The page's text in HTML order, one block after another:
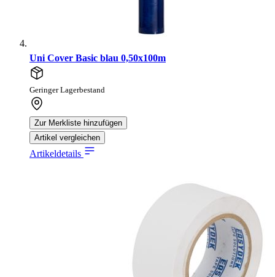
Uni Cover Basic blau 0,50x100m
Geringer Lagerbestand
Zur Merkliste hinzufügen
Artikel vergleichen
Artikeldetails